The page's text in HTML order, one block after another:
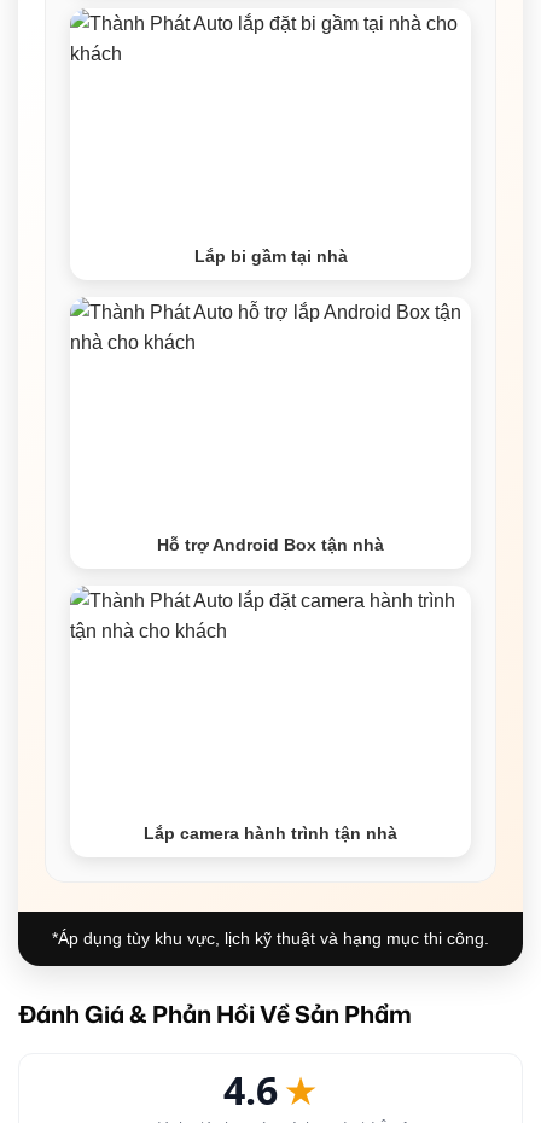
Lắp bi gầm tại nhà
Hỗ trợ Android Box tận nhà
Lắp camera hành trình tận nhà
*Áp dụng tùy khu vực, lịch kỹ thuật và hạng mục thi công.
Đánh Giá & Phản Hồi Về Sản Phẩm
4.6★